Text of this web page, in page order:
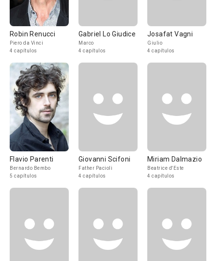
Robin Renucci
Piero da Vinci
4 capítulos
Gabriel Lo Giudice
Marco
4 capítulos
Josafat Vagni
Giulio
4 capítulos
Flavio Parenti
Bernardo Bembo
5 capítulos
Giovanni Scifoni
Father Pacioli
4 capítulos
Miriam Dalmazio
Beatrice d'Este
4 capítulos